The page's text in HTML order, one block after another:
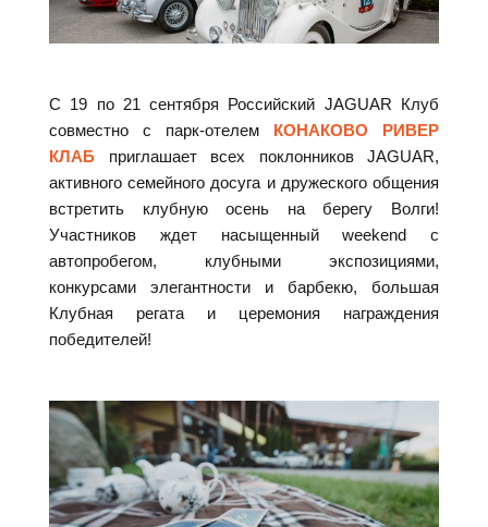
С 19 по 21 сентября Российский JAGUAR Клуб
совместно с парк-отелем КОНАКОВО РИВЕР
КЛАБ приглашает всех поклонников JAGUAR,
активного семейного досуга и дружеского общения
встретить клубную осень на берегу Волги!
Участников ждет насыщенный weekend с
автопробегом, клубными экспозициями,
конкурсами элегантности и барбекю, большая
Клубная регата и церемония награждения
победителей!